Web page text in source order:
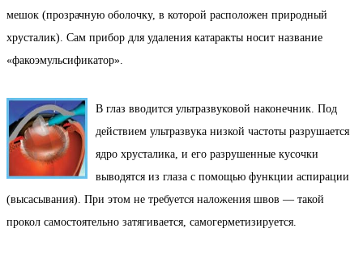
мешок (прозрачную оболочку, в которой расположен природный
хрусталик). Сам прибор для удаления катаракты носит название
«факоэмульсификатор».
В глаз вводится ультразвуковой наконечник. Под
действием ультразвука низкой частоты разрушается
ядро хрусталика, и его разрушенные кусочки
выводятся из глаза с помощью функции аспирации
(высасывания). При этом не требуется наложения швов — такой
прокол самостоятельно затягивается, самогерметизируется.